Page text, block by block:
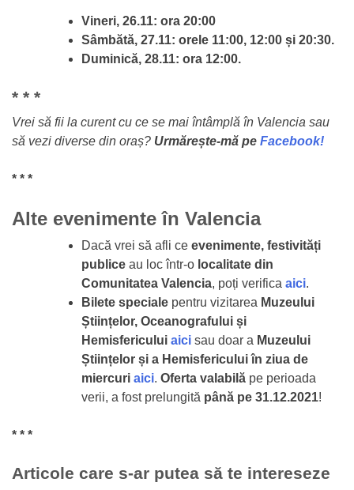
Vineri, 26.11: ora 20:00
Sâmbătă, 27.11: orele 11:00, 12:00 și 20:30.
Duminică, 28.11: ora 12:00.
* * *
Vrei să fii la curent cu ce se mai întâmplă în Valencia sau
să vezi diverse din oraș? Urmărește-mă pe Facebook!
* * *
Alte evenimente în Valencia
Dacă vrei să afli ce evenimente, festivități
publice au loc într-o localitate din
Comunitatea Valencia, poți verifica aici.
Bilete speciale pentru vizitarea Muzeului
Științelor, Oceanografului și
Hemisfericului aici sau doar a Muzeului
Științelor și a Hemisfericului în ziua de
miercuri aici. Oferta valabilă pe perioada
verii, a fost prelungită până pe 31.12.2021!
* * *
Articole care s-ar putea să te intereseze